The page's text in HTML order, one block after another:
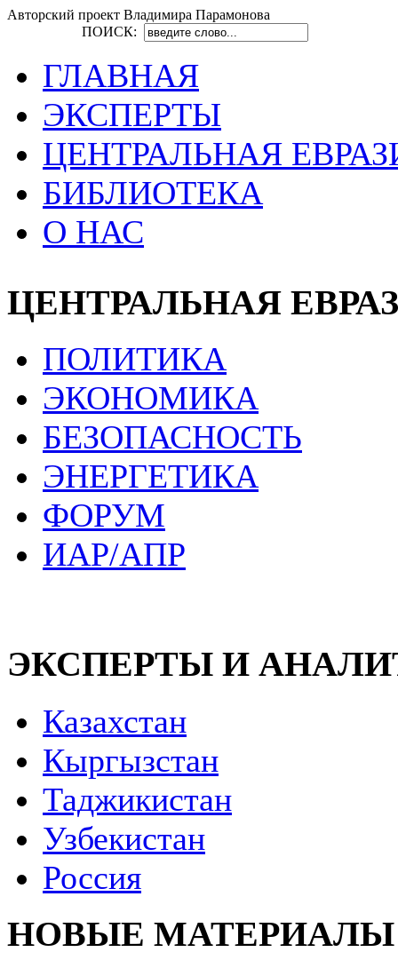
Авторский проект Владимира Парамонова
ПОИСК:
ГЛАВНАЯ
ЭКСПЕРТЫ
ЦЕНТРАЛЬНАЯ
БИБЛИОТЕКА
О НАС
ЦЕНТРАЛЬНАЯ
ПОЛИТИКА
ЭКОНОМИКА
БЕЗОПАСНОСТЬ
ЭНЕРГЕТИКА
ФОРУМ
ИАР/АПР
ЭКСПЕРТЫ И
Казахстан
Кыргызстан
Таджикистан
Узбекистан
Россия
НОВЫЕ МАТЕРИАЛЫ